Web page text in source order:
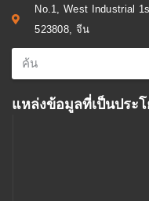
No.1, West Industrial
523808, จีน
แหล่งข้อมูลที่เป็นประ